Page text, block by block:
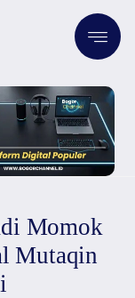
Momok
Mutaqin